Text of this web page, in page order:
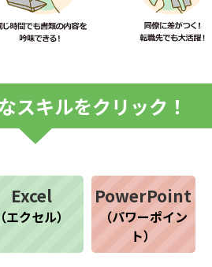
スキルをクリック！
Excel
（エクセル）
PowerPoint
（パワーポイン
ト）